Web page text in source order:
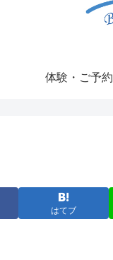
体験・ご予約
はてブ